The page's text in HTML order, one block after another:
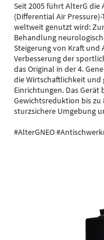
Seit 2005 führt AlterG die
(Differential Air
weltweit genutzt wird:
Behandlung
Steigerung von Kraft und
Verbesserung der
das Original in der 4.
die Wirtschaftlichkeit
Einrichtungen. Das Gerät
Gewichtsreduktion bis zu
sturzsichere Umgebung
#AlterGNEO